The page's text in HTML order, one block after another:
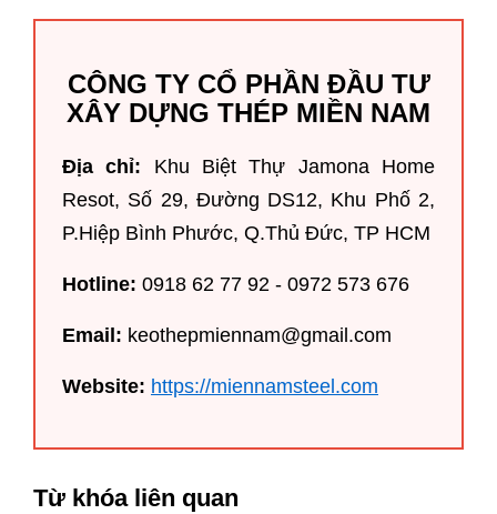
CÔNG TY CỔ PHẦN ĐẦU TƯ
XÂY DỰNG THÉP MIỀN NAM
Địa chỉ: Khu Biệt Thự Jamona Home
Resot, Số 29, Đường DS12, Khu Phố 2,
P.Hiệp Bình Phước, Q.Thủ Đức, TP HCM
Hotline: 0918 62 77 92 - 0972 573 676
Email: keothepmiennam@gmail.com
Website: https://miennamsteel.com
Từ khóa liên quan